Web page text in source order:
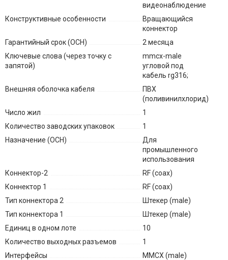
видеонаблюдение
Конструктивные особенности
Вращающийся
коннектор
Гарантийный срок (ОСН)
2 месяца
Ключевые слова (через точку с
запятой)
mmcx-male
угловой под
кабель rg316;
Внешняя оболочка кабеля
ПВХ
(поливинилхлорид)
Число жил
1
Количество заводских упаковок
1
Назначение (ОСН)
Для
промышленного
использования
Коннектор-2
RF (coax)
Коннектор 1
RF (coax)
Тип коннектора 2
Штекер (male)
Тип коннектора 1
Штекер (male)
Единиц в одном лоте
10
Количество выходных разъемов
1
Интерфейсы
MMCX (male)